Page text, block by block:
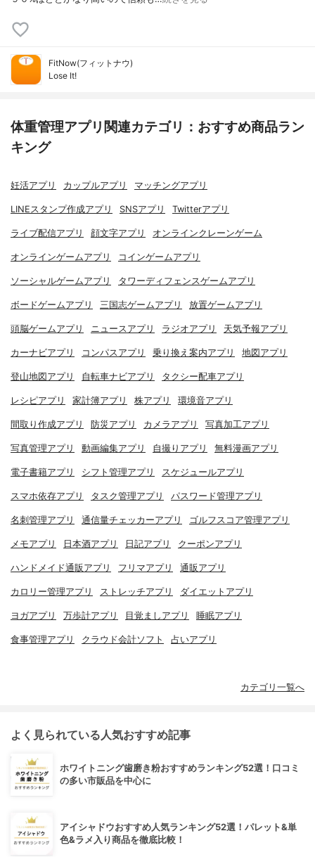
FitNow(フィットナウ)
Lose It!
体重管理アプリ関連カテゴリ：おすすめ商品ラン
キング
妊活アプリ カップルアプリ マッチングアプリ
LINEスタンプ作成アプリ SNSアプリ Twitterアプリ
ライブ配信アプリ 顔文字アプリ オンラインクレーンゲーム
オンラインゲームアプリ コインゲームアプリ
ソーシャルゲームアプリ タワーディフェンスゲームアプリ
ボードゲームアプリ 三国志ゲームアプリ 放置ゲームアプリ
頭脳ゲームアプリ ニュースアプリ ラジオアプリ 天気予報アプリ
カーナビアプリ コンパスアプリ 乗り換え案内アプリ 地図アプリ
登山地図アプリ 自転車ナビアプリ タクシー配車アプリ
レシピアプリ 家計簿アプリ 株アプリ 環境音アプリ
間取り作成アプリ 防災アプリ カメラアプリ 写真加工アプリ
写真管理アプリ 動画編集アプリ 自撮りアプリ 無料漫画アプリ
電子書籍アプリ シフト管理アプリ スケジュールアプリ
スマホ依存アプリ タスク管理アプリ パスワード管理アプリ
名刺管理アプリ 通信量チェッカーアプリ ゴルフスコア管理アプリ
メモアプリ 日本酒アプリ 日記アプリ クーポンアプリ
ハンドメイド通販アプリ フリマアプリ 通販アプリ
カロリー管理アプリ ストレッチアプリ ダイエットアプリ
ヨガアプリ 万歩計アプリ 目覚ましアプリ 睡眠アプリ
食事管理アプリ クラウド会計ソフト 占いアプリ
カテゴリ一覧へ
よく見られている人気おすすめ記事
ホワイトニング歯磨き粉おすすめランキング52選！口コミ
の多い市販品を中心に
アイシャドウおすすめ人気ランキング52選！パレット&単
色&ラメ入り商品を徹底比較！